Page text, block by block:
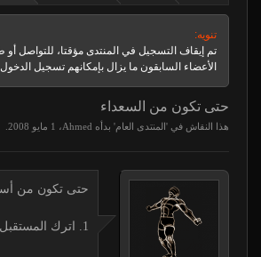
تنويه:
تم إيقاف التسجيل في المنتدى مؤقتا، للتواصل أو
الأعضاء السابقون ما يزال بإمكانهم تسجيل
حتى تكون من السعداء
هذا النقاش في 'المنتدى العام' بدأه Ahmed،
حتى تكون من
1. اترك المستقبل حتى يأتي , ولا تهتم بالغد لأنك إذا أصلحت يومك صلح غدك .